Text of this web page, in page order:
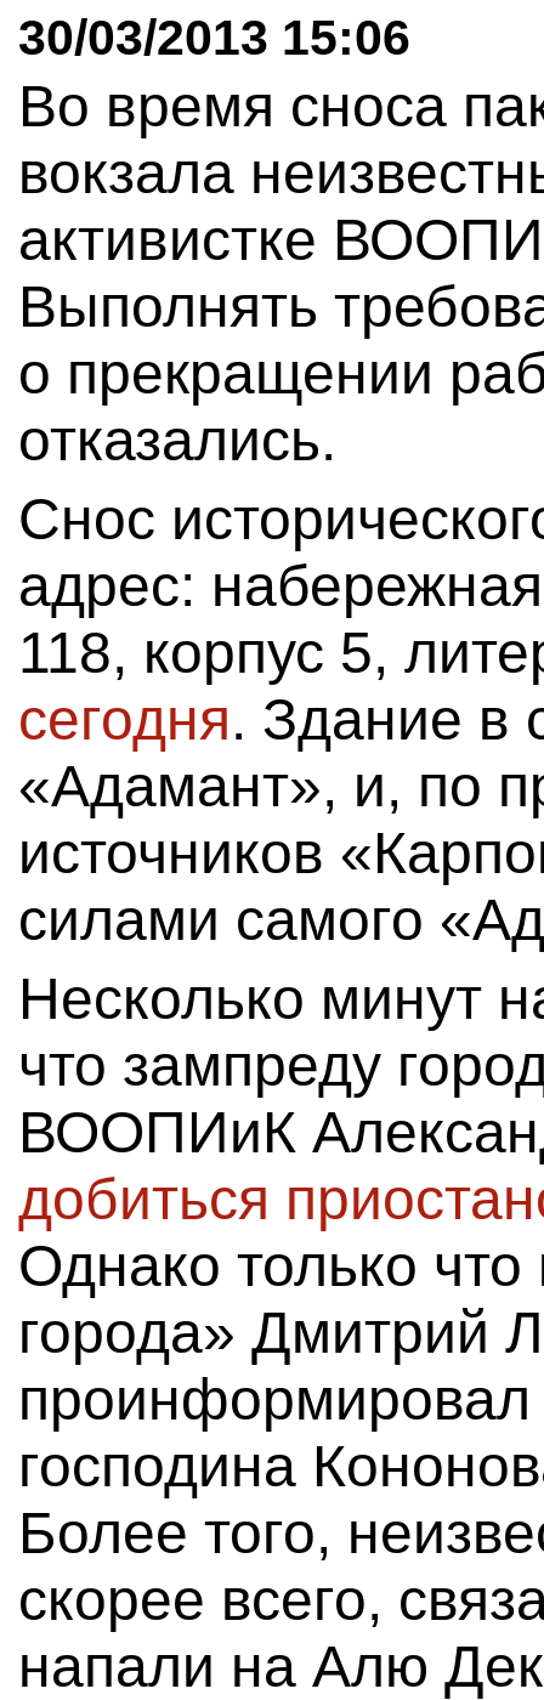
30/03/2013 15:06
Во время сноса
вокзала
активистке
Выполнять
о прекращении
отказались.
Снос
адрес:
118, корпус 5,
сегодня. Здание в
«Адамант», и, по
источников
силами самого
Несколько минут
что зампреду
ВООПИиК
добиться
Однако только
города» Дмитрий
проинформировал
господина
Более того,
скорее всего,
напали на Алю